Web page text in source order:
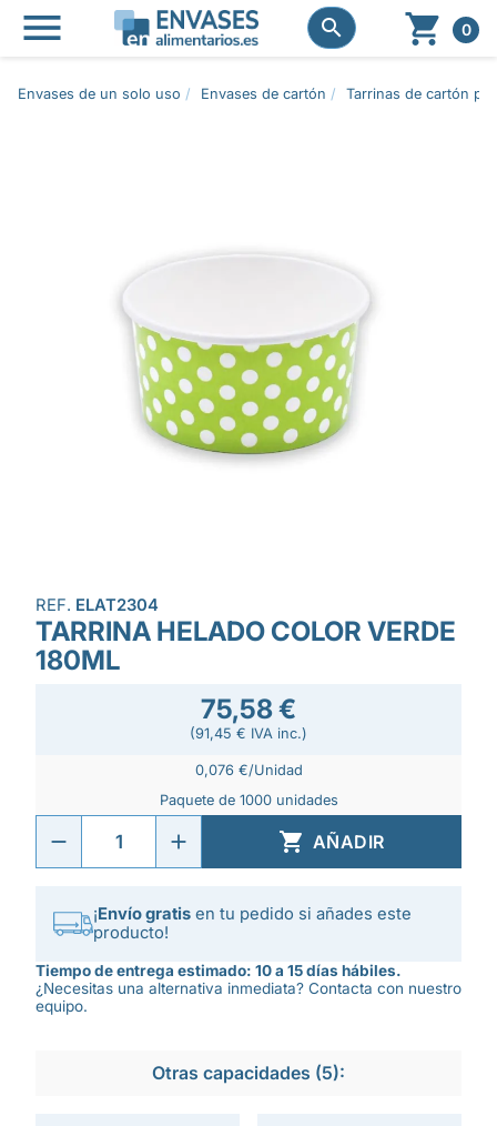
 
  0
Envases de un solo uso Envases de cartón Tarrinas de cartón
REF. ELAT2304
TARRINA HELADO COLOR VERDE
180ML
75,58 €
(91,45 € IVA inc.)
0,076 €/Unidad
Paquete de 1000 unidades
 AÑADIR
¡Envío gratis en tu pedido si añades este
producto!
Tiempo de entrega estimado: 10 a 15 días hábiles.
¿Necesitas una alternativa inmediata? Contacta con nuestro
equipo.
Otras capacidades (5):